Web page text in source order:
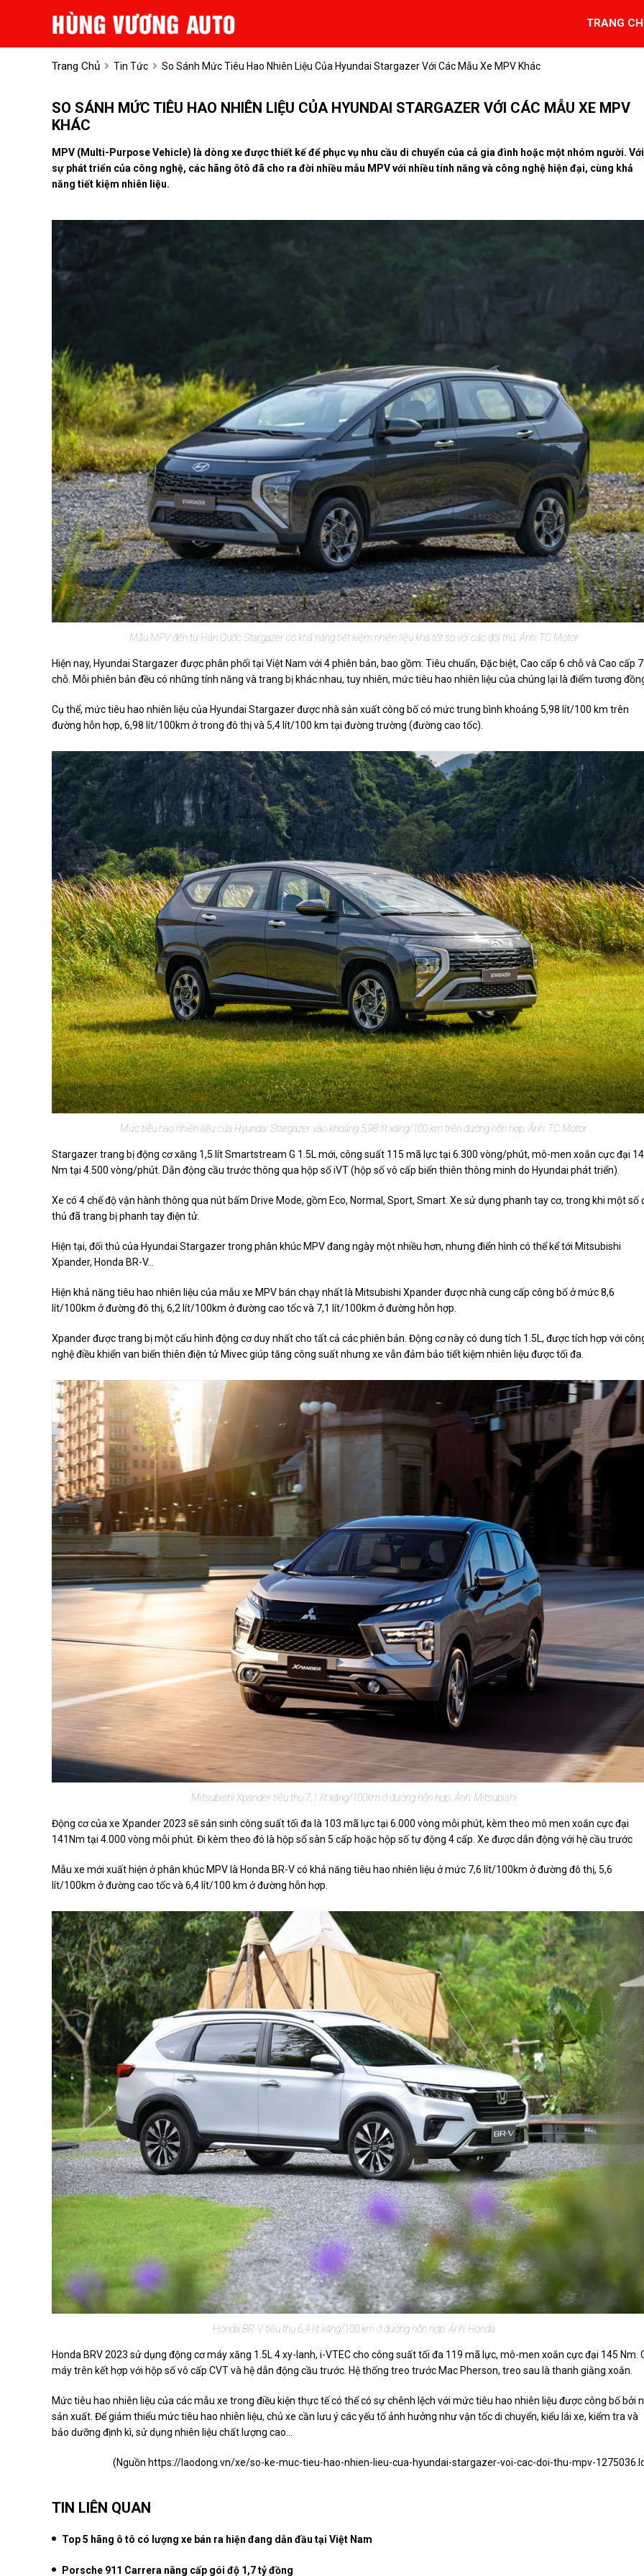
TRANG
Trang Chủ Tin Tức So Sánh Mức Tiêu Hao Nhiên Liệu Của Hyundai Stargazer Với Các Mẫu Xe MPV Khác
SO SÁNH MỨC TIÊU HAO NHIÊN LIỆU CỦA HYUNDAI STARGAZER VỚI CÁC MẪU XE MPV
KHÁC
MPV (Multi-Purpose Vehicle) là dòng xe được thiết kế để phục vụ nhu cầu di chuyển của cả gia đình hoặc một nhóm người. Với
sự phát triển của công nghệ, các hãng ôtô đã cho ra đời nhiều mẫu MPV với nhiều tính năng và công nghệ hiện đại, cùng khả
năng tiết kiệm nhiên liệu.
Mẫu MPV đến từ Hàn Quốc Stargazer có khả năng tiết kiệm nhiên liệu khá tốt so với các đối thủ. Ảnh: TC Motor
Hiện nay, Hyundai Stargazer được phân phối tại Việt Nam với 4 phiên bản, bao gồm: Tiêu chuẩn, Đặc biệt, Cao cấp 6 chỗ và Cao cấp 7
chỗ. Mỗi phiên bản đều có những tính năng và trang bị khác nhau, tuy nhiên, mức tiêu hao nhiên liệu của chúng lại là điểm tương
Cụ thể, mức tiêu hao nhiên liệu của Hyundai Stargazer được nhà sản xuất công bố có mức trung bình khoảng 5,98 lít/100 km trên
đường hỗn hợp, 6,98 lít/100km ở trong đô thị và 5,4 lít/100 km tại đường trường (đường cao tốc).
Mức tiêu hao nhiên liệu của Hyundai Stargazer vào khoảng 5,98 lít xăng/100 km trên đường hỗn hợp. Ảnh: TC Motor
Stargazer trang bị động cơ xăng 1,5 lít Smartstream G 1.5L mới, công suất 115 mã lực tại 6.300 vòng/phút, mô-men xoắn cực đại
Nm tại 4.500 vòng/phút. Dẫn động cầu trước thông qua hộp số iVT (hộp số vô cấp biến thiên thông minh do Hyundai phát triển).
Xe có 4 chế độ vận hành thông qua nút bấm Drive Mode, gồm Eco, Normal, Sport, Smart. Xe sử dụng phanh tay cơ, trong khi một số
thủ đã trang bị phanh tay điện tử.
Hiện tại, đối thủ của Hyundai Stargazer trong phân khúc MPV đang ngày một nhiều hơn, nhưng điển hình có thể kể tới Mitsubishi
Xpander, Honda BR-V...
Hiện khả năng tiêu hao nhiên liệu của mẫu xe MPV bán chạy nhất là Mitsubishi Xpander được nhà cung cấp công bố ở mức 8,6
lít/100km ở đường đô thị, 6,2 lít/100km ở đường cao tốc và 7,1 lít/100km ở đường hỗn hợp.
Xpander được trang bị một cấu hình động cơ duy nhất cho tất cả các phiên bản. Động cơ này có dung tích 1.5L, được tích hợp với
nghệ điều khiển van biến thiên điện tử Mivec giúp tăng công suất nhưng xe vẫn đảm bảo tiết kiệm nhiên liệu được tối đa.
Mitsubishi Xpander tiêu thụ 7,1 lít xăng/100km ở đường hỗn hợp. Ảnh: Mitsubishi
Động cơ của xe Xpander 2023 sẽ sản sinh công suất tối đa là 103 mã lực tại 6.000 vòng mỗi phút, kèm theo mô men xoắn cực đại
141Nm tại 4.000 vòng mỗi phút. Đi kèm theo đó là hộp số sàn 5 cấp hoặc hộp số tự động 4 cấp. Xe được dẫn động với hệ cầu trước
Mẫu xe mới xuất hiện ở phân khúc MPV là Honda BR-V có khả năng tiêu hao nhiên liệu ở mức 7,6 lít/100km ở đường đô thị, 5,6
lít/100km ở đường cao tốc và 6,4 lít/100 km ở đường hỗn hợp.
Honda BR-V tiêu thụ 6,4 lít xăng/100 km ở đường hỗn hợp. Ảnh: Honda
Honda BRV 2023 sử dụng động cơ máy xăng 1.5L 4 xy-lanh, i-VTEC cho công suất tối đa 119 mã lực, mô-men xoắn cực đại 145 Nm.
máy trên kết hợp với hộp số vô cấp CVT và hệ dẫn động cầu trước. Hệ thống treo trước Mac Pherson, treo sau là thanh giằng xoắn.
Mức tiêu hao nhiên liệu của các mẫu xe trong điều kiện thực tế có thể có sự chênh lệch với mức tiêu hao nhiên liệu được công bố bởi
sản xuất. Để giảm thiểu mức tiêu hao nhiên liệu, chủ xe cần lưu ý các yếu tố ảnh hưởng như vận tốc di chuyển, kiểu lái xe, kiểm tra và
bảo dưỡng định kì, sử dụng nhiên liệu chất lượng cao...
(Nguồn https://laodong.vn/xe/so-ke-muc-tieu-hao-nhien-lieu-cua-hyundai-stargazer-voi-cac-doi-thu-mpv-
TIN LIÊN QUAN
Top 5 hãng ô tô có lượng xe bán ra hiện đang dẫn đầu tại Việt Nam
Porsche 911 Carrera nâng cấp gói độ 1,7 tỷ đồng